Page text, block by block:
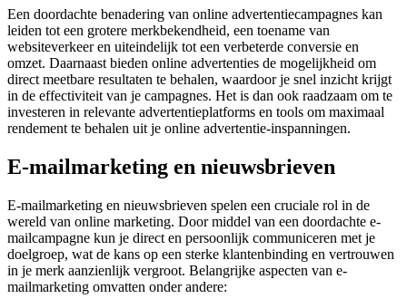
Een doordachte benadering van online advertentiecampagnes kan
leiden tot een grotere merkbekendheid, een toename van
websiteverkeer en uiteindelijk tot een verbeterde conversie en
omzet. Daarnaast bieden online advertenties de mogelijkheid om
direct meetbare resultaten te behalen, waardoor je snel inzicht krijgt
in de effectiviteit van je campagnes. Het is dan ook raadzaam om te
investeren in relevante advertentieplatforms en tools om maximaal
rendement te behalen uit je online advertentie-inspanningen.
E-mailmarketing en nieuwsbrieven
E-mailmarketing en nieuwsbrieven spelen een cruciale rol in de
wereld van online marketing. Door middel van een doordachte e-
mailcampagne kun je direct en persoonlijk communiceren met je
doelgroep, wat de kans op een sterke klantenbinding en vertrouwen
in je merk aanzienlijk vergroot. Belangrijke aspecten van e-
mailmarketing omvatten onder andere: